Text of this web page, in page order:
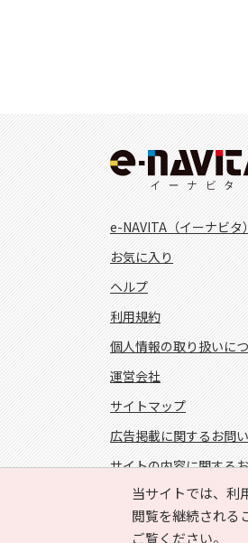
当サイトでは、利
閲覧を継続される
ご覧ください。
e-NAVITA（イーナビタ
お気に入り
ヘルプ
利用規約
個人情報の取り扱いに
運営会社
サイトマップ
広告掲載に関するお問
サイトの内容に関する
FOLLOW US!